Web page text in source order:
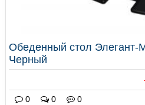
Обеденный стол Элегант-
Черный
0 0 0